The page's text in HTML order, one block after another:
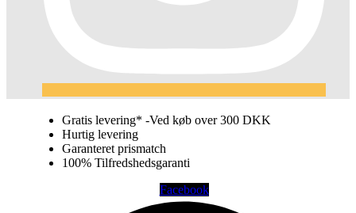
Gratis levering* -Ved køb over 300 DKK
Hurtig levering
Garanteret prismatch
100% Tilfredshedsgaranti
Facebook